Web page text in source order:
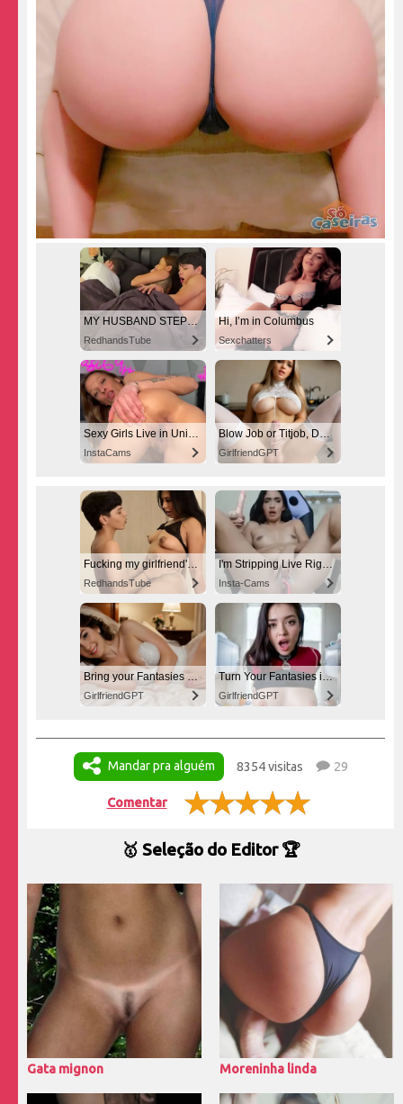
MY HUSBAND STEPSON MISTAKENLY GIVES ME IN THE ASS
RedhandsTube
Hi, I’m in Columbus
Sexchatters
Sexy Girls Live in United States
InstaCams
Blow Job or Titjob, Deepthroat or Spreading Pussy
GirlfriendGPT
Fucking my girlfriend's hot mommy by mistake
RedhandsTube
I'm Stripping Live Right Now
Insta-Cams
Bring your Fantasies to life
GirlfriendGPT
Turn Your Fantasies into Reality
GirlfriendGPT
Mandar pra alguém 8354 visitas 29
Comentar
🥇 Seleção do Editor 🏆
Gata mignon Moreninha linda